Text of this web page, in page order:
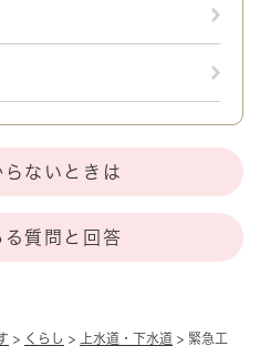
> くらし > 上水道・下水道 > 緊急工
らないときは
る質問と回答